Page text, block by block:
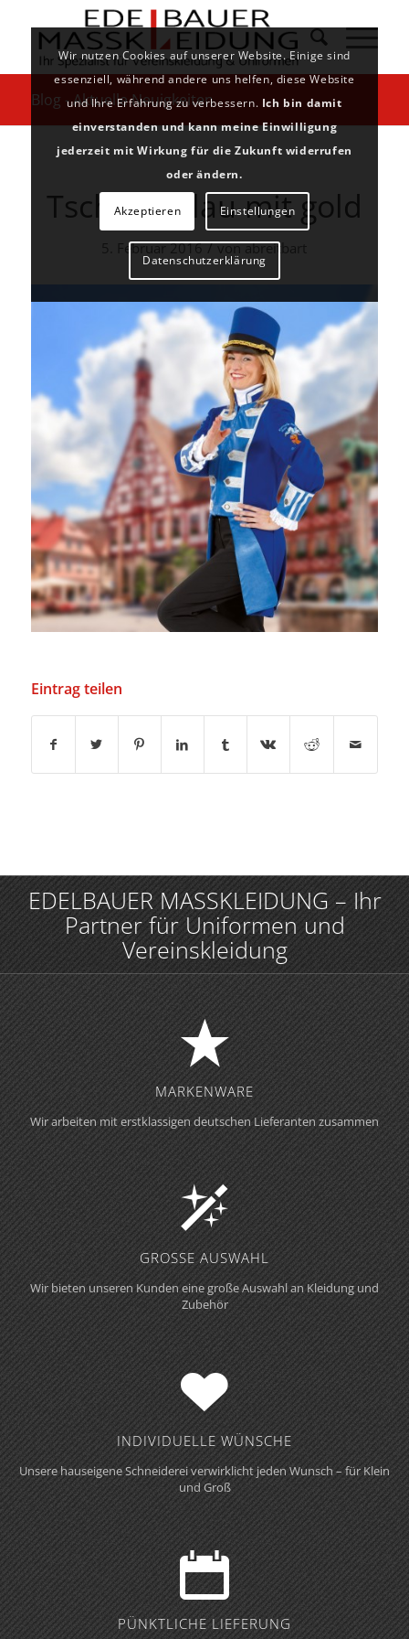
Blog - Aktuelle Neuigkeiten
Tschako blau mit gold
5. Februar 2016 / vonabreitbart
Eintrag teilen
EDELBAUER MASSKLEIDUNG – Ihr
Partner für Uniformen und
Vereinskleidung
MARKENWARE
Wir arbeiten mit erstklassigen deutschen Lieferanten zusammen
GROSSE AUSWAHL
Wir bieten unseren Kunden eine große Auswahl an Kleidung und
Zubehör
INDIVIDUELLE WÜNSCHE
Unsere hauseigene Schneiderei verwirklicht jeden Wunsch – für Klein
und Groß
PÜNKTLICHE LIEFERUNG
Wir nutzen Cookies auf unserer Website. Einige sind
essenziell, während andere uns helfen, diese Website
und Ihre Erfahrung zu verbessern. Ich bin damit
einverstanden und kann meine Einwilligung
jederzeit mit Wirkung für die Zukunft widerrufen
oder ändern.
Akzeptieren Einstellungen
Datenschutzerklärung